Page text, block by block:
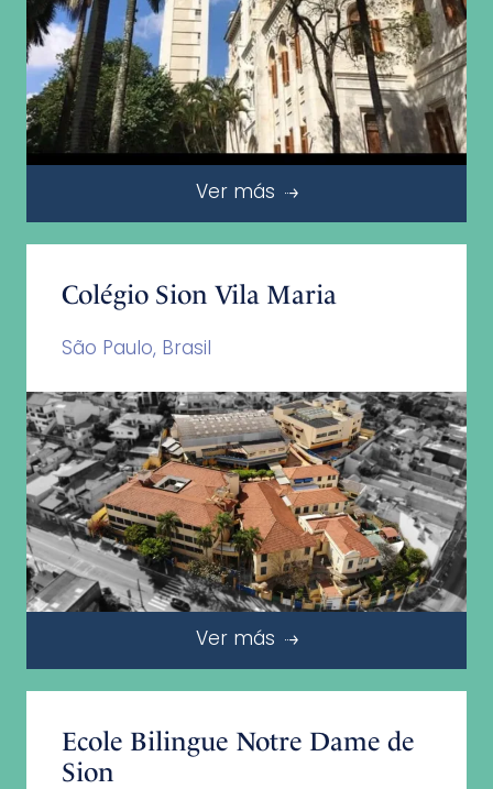
Ver más
Colégio Sion Vila Maria
São Paulo, Brasil
Ver más
Ecole Bilingue Notre Dame de
Sion